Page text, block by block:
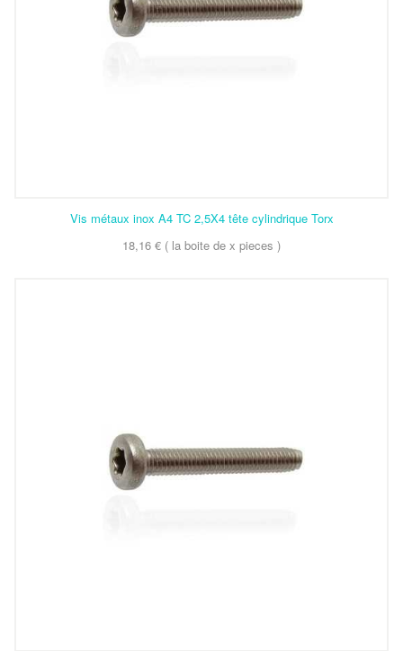
Vis métaux inox A4 TC 2,5X4 tête cylindrique Torx
18,16 € ( la boite de x pieces )